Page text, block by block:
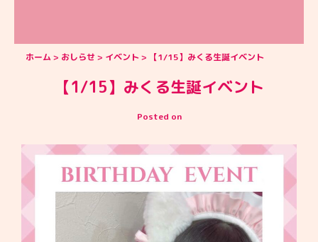
ホーム おしらせ イベント 【1/15】みくる生誕イベント
【1/15】みくる生誕イベント
Posted on